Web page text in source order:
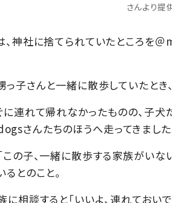
さんより提
、神社に捨てられていたところを
っ子さんと一緒に散歩していたとき
に連れて帰れなかったものの、子
さんたちのほうへ走ってきました
この子、一緒に散歩する家族がいな
とのこと。
相談すると「いいよ、連れておい